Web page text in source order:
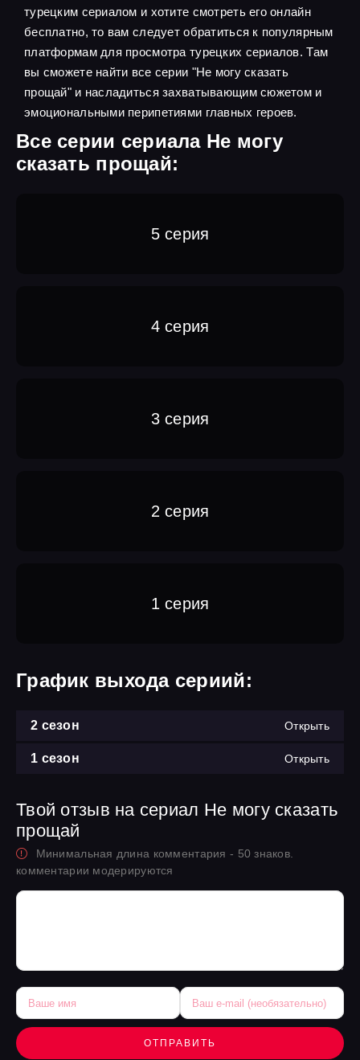
турецким сериалом и хотите смотреть его онлайн
бесплатно, то вам следует обратиться к популярным
платформам для просмотра турецких сериалов. Там
вы сможете найти все серии "Не могу сказать
прощай" и насладиться захватывающим сюжетом и
эмоциональными перипетиями главных героев.
Все серии сериала Не могу
сказать прощай:
5 серия
4 серия
3 серия
2 серия
1 серия
График выхода сериий:
2 сезон Открыть
1 сезон Открыть
Твой отзыв на сериал Не могу сказать
прощай
Минимальная длина комментария - 50 знаков.
комментарии модерируются
ОТПРАВИТЬ